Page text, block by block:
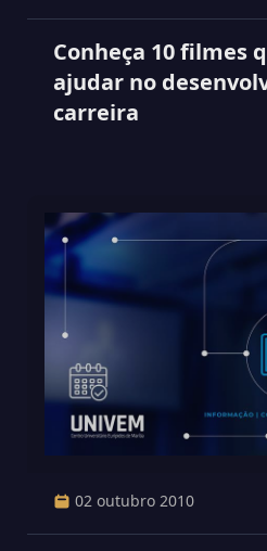
Conheça 10 filmes
ajudar no
carreira
02 outubro 2010